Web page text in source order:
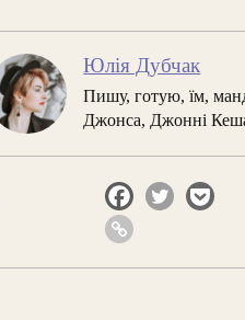
Юлія Дубчак
Пишу, готую, їм,
Джонса, Джонні